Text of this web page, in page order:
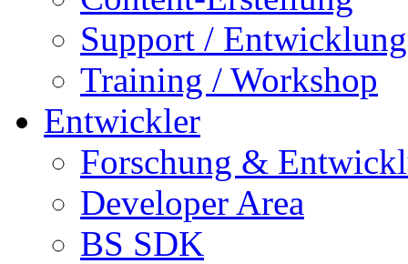
Support / Entwicklung
Training / Workshop
Entwickler
Forschung &
Developer Area
BS SDK